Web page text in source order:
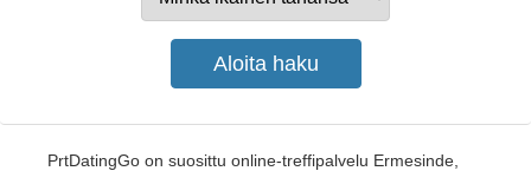
PrtDatingGo on suosittu online-treffipalvelu Ermesinde,